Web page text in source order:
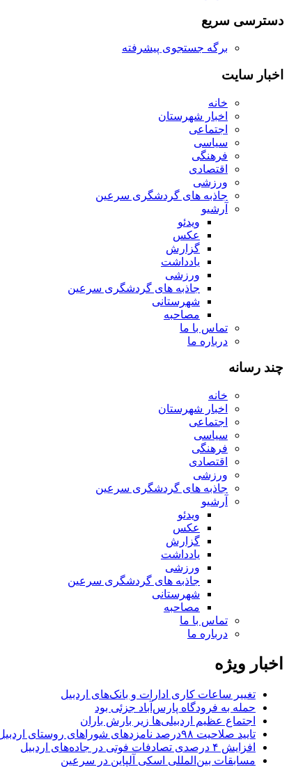
دسترسی سریع
برگه جستجوی پیشرفته
اخبار سایت
خانه
اخبار شهرستان
اجتماعی
سیاسی
فرهنگی
اقتصادی
ورزشی
جاذبه های گردشگری سرعین
آرشیو
ویدئو
عکس
گزارش
یادداشت
ورزشی
جاذبه های گردشگری سرعین
شهرستانی
مصاحبه
تماس با ما
درباره ما
چند رسانه
خانه
اخبار شهرستان
اجتماعی
سیاسی
فرهنگی
اقتصادی
ورزشی
جاذبه های گردشگری سرعین
آرشیو
ویدئو
عکس
گزارش
یادداشت
ورزشی
جاذبه های گردشگری سرعین
شهرستانی
مصاحبه
تماس با ما
درباره ما
اخبار ویژه
تغییر ساعات کاری ادارات و بانک‌های اردبیل
حمله به فرودگاه پارس‌‌آباد جزئی بود
اجتماع عظیم اردبیلی‌ها زیر بارش باران
تایید صلاحیت ۹۸درصد نامزدهای شوراهای روستای اردبیل
افزایش ۴ درصدی تصادفات فوتی در جاده‌های اردبیل
مسابقات بین‌المللی اسکی آلپاین در سرعین